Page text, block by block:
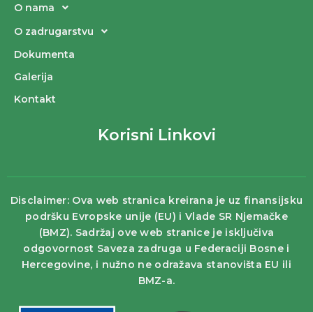
O nama
O zadrugarstvu
Dokumenta
Galerija
Kontakt
Korisni Linkovi
Disclaimer: Ova web stranica kreirana je uz finansijsku
podršku Evropske unije (EU) i Vlade SR Njemačke
(BMZ). Sadržaj ove web stranice je isključiva
odgovornost Saveza zadruga u Federaciji Bosne i
Hercegovine, i nužno ne odražava stanovišta EU ili
BMZ-a.